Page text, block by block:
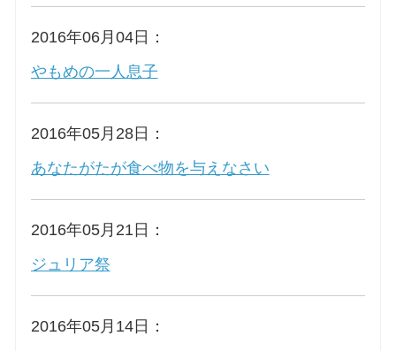
シスター中島の講座
教区カテキスタの講座
三田助祭の講座
オルガンメディテーション
交通・アクセス
2016年06月04日：
やもめの一人息子
2016年05月28日：
あなたがたが食べ物を与えなさい
2016年05月21日：
ジュリア祭
2016年05月14日：